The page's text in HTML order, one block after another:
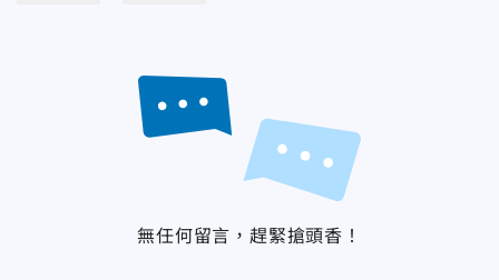
無任何留言，趕緊搶頭香！